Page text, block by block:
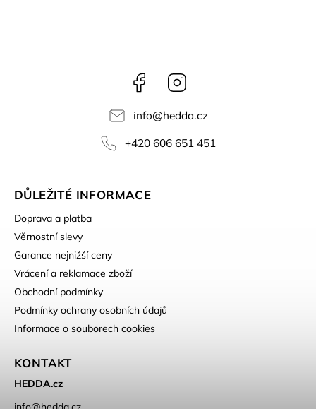
Facebook
info@hedda.cz
+420 606 651 451
DŮLEŽITÉ INFORMACE
Doprava a platba
Věrnostní slevy
Garance nejnižší ceny
Vrácení a reklamace zboží
Obchodní podmínky
Podmínky ochrany osobních údajů
Informace o souborech cookies
KONTAKT
HEDDA.cz